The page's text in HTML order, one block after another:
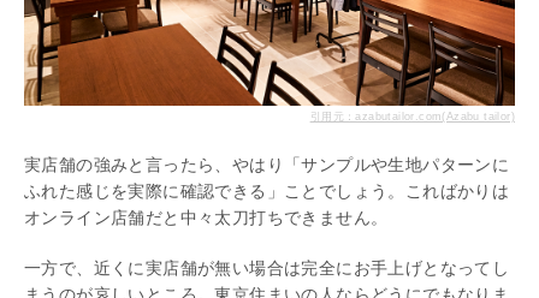
引用元：azabutailor.com(Azabu tailor)
実店舗の強みと言ったら、やはり「サンプルや生地パターンに
ふれた感じを実際に確認できる」ことでしょう。こればかりは
オンライン店舗だと中々太刀打ちできません。
一方で、近くに実店舗が無い場合は完全にお手上げとなってし
まうのが哀しいところ。東京住まいの人ならどうにでもなりま